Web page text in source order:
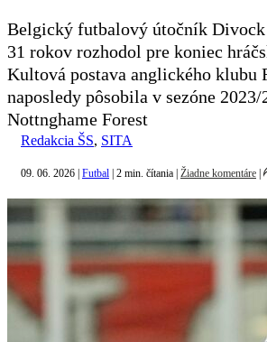
Belgický futbalový útočník
31 rokov rozhodol pre koniec
Kultová postava anglického klubu
naposledy pôsobila v sezóne 2023/
Nottnghame Forest
Redakcia ŠS, SITA
09. 06. 2026 Futbal 2 min. čítania Žiadne komentáre